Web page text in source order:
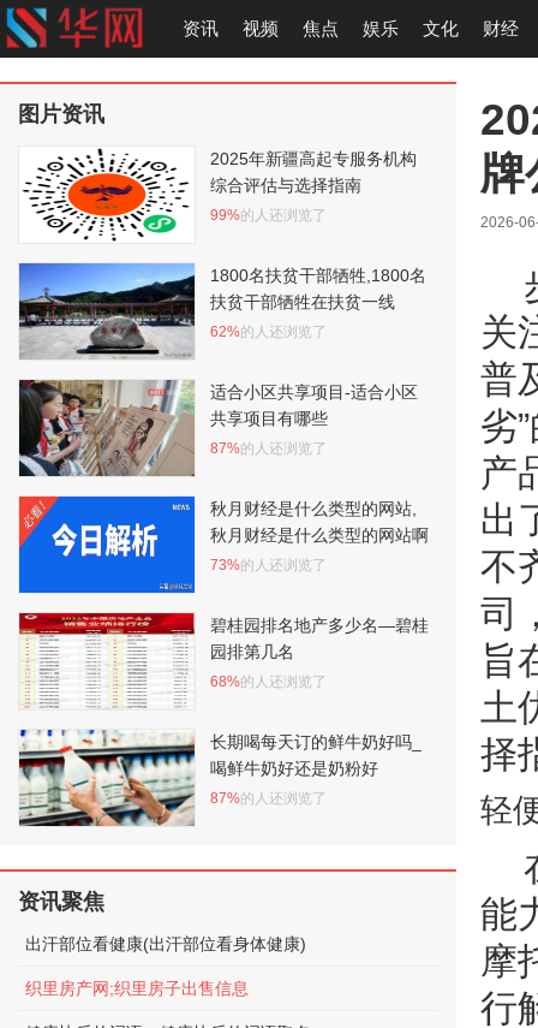
资讯 视频 焦点 娱乐 文化 财经
牌
2026-
关
普
劣
产
出
不
司
旨
土
择
轻
能
摩
行
图片资讯
2025年新疆高起专服务机构
综合评估与选择指南
99%的人还浏览了
1800名扶贫干部牺牲,1800名
扶贫干部牺牲在扶贫一线
62%的人还浏览了
适合小区共享项目-适合小区
共享项目有哪些
87%的人还浏览了
秋月财经是什么类型的网站,
秋月财经是什么类型的网站啊
73%的人还浏览了
碧桂园排名地产多少名—碧桂
园排第几名
68%的人还浏览了
长期喝每天订的鲜牛奶好吗_
喝鲜牛奶好还是奶粉好
87%的人还浏览了
资讯聚焦
出汗部位看健康(出汗部位看身体健康)
织里房产网;织里房子出售信息